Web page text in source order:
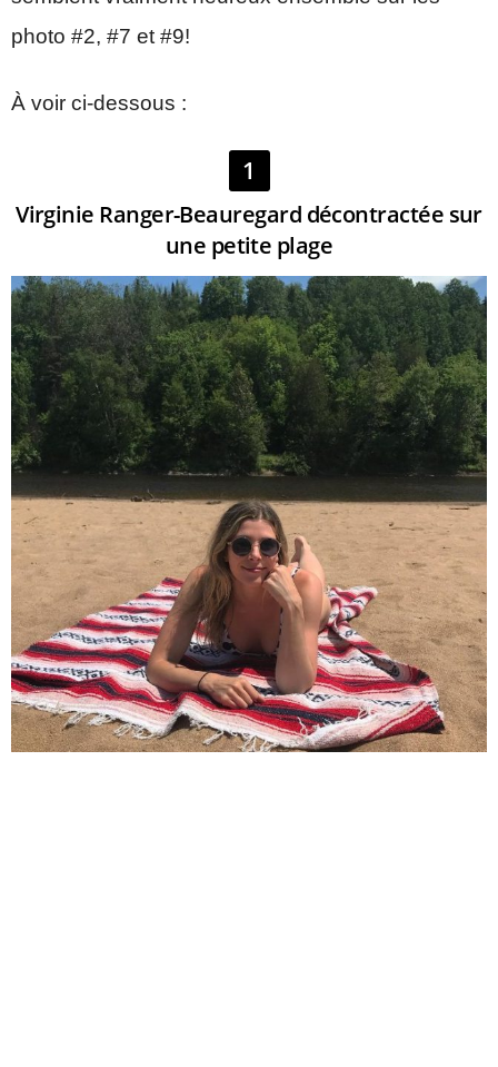
photo #2, #7 et #9!
À voir ci-dessous :
1
Virginie Ranger-Beauregard décontractée sur
une petite plage